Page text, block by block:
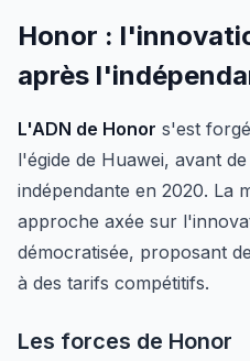
Honor :
après
L'ADN de Honor s'est
l'égide de Huawei, avant
indépendante en 2020. La
approche axée sur
démocratisée, proposant
à des tarifs compétitifs.
Les forces de Honor